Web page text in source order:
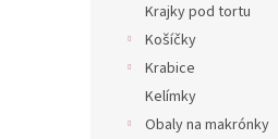
Krajky pod tortu
Košíčky
Krabice
Kelímky
Obaly na makrónky